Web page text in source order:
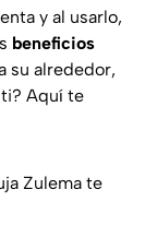
y al usarlo,
beneficios
su alrededor,
Aquí te
Zulema te